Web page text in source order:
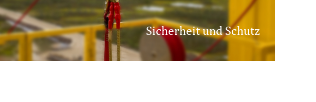
Sicherheit und Schutz